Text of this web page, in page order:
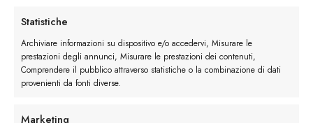
Statistiche
Archiviare informazioni su dispositivo e/o accedervi, Misurare le
prestazioni degli annunci, Misurare le prestazioni dei contenuti,
Comprendere il pubblico attraverso statistiche o la combinazione di dati
provenienti da fonti diverse.
Marketing
per evitare strappi nella parte anteriore dei
Secondariamente non tutti gli stivaletti Chelsea
sono degni di un vestito. Opta per modelli che